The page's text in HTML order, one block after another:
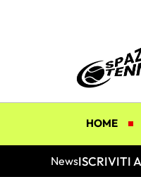
HOME
NewsISCRIVITI